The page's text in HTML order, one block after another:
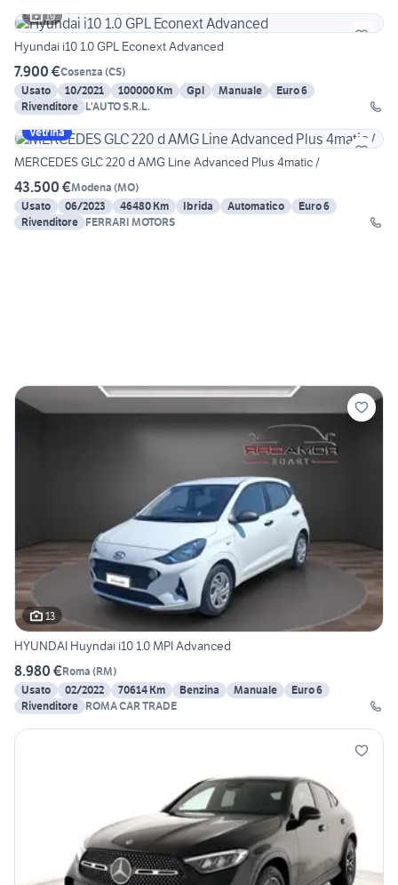
19
Hyundai i10 1.0 GPL Econext Advanced
7.900 €Cosenza (CS)
Usato
10/2021 100000 Km Gpl Manuale
Euro 6
Rivenditore L'AUTO S.R.L.
Vetrina
MERCEDES GLC 220 d AMG Line Advanced Plus 4matic /
43.500 €Modena (MO)
Usato
06/2023 46480 Km Ibrida Automatico
Euro 6
Rivenditore FERRARI MOTORS
13
HYUNDAI Huyndai i10 1.0 MPI Advanced
8.980 €Roma (RM)
Usato
02/2022 70614 Km Benzina Manuale
Euro 6
Rivenditore ROMA CAR TRADE